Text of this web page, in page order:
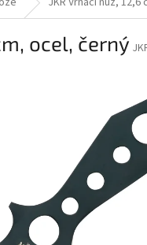
ocel, černý